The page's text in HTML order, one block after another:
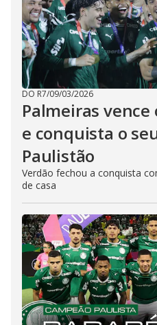
DO R7/09/03/2026
Palmeiras
e conquista o
Paulistão
Verdão fechou a conquista
de casa